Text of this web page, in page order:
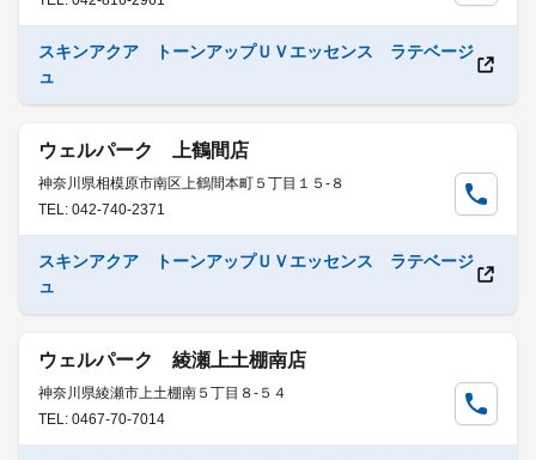
スキンアクア トーンアップＵＶエッセンス ラテベージ
ュ
ウェルパーク 上鶴間店
神奈川県相模原市南区上鶴間本町５丁目１５-８
TEL: 042-740-2371
スキンアクア トーンアップＵＶエッセンス ラテベージ
ュ
ウェルパーク 綾瀬上土棚南店
神奈川県綾瀬市上土棚南５丁目８-５４
TEL: 0467-70-7014